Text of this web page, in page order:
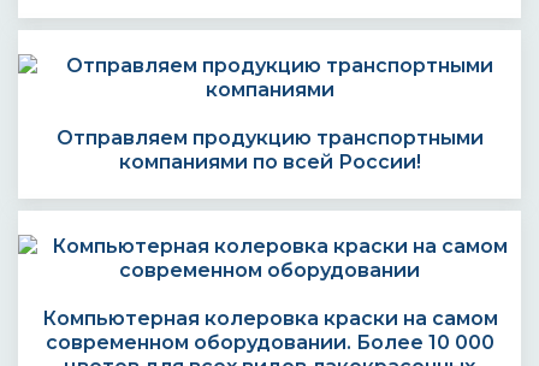
Отправляем продукцию транспортными
компаниями по всей России!
Компьютерная колеровка краски на самом
современном оборудовании. Более 10 000